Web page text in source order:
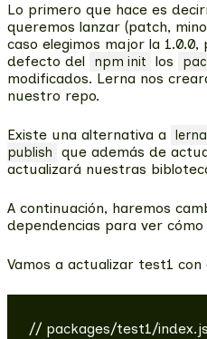
Lo primero que hace es
queremos lanzar (patch,
caso elegimos major la
defecto del
npm init los
modificados. Lerna nos
nuestro repo.
Existe una alternativa a
publish
que además de
actualizará nuestras
A continuación, haremos
dependencias para ver
Vamos a actualizar test1
// packages/test1/index.js